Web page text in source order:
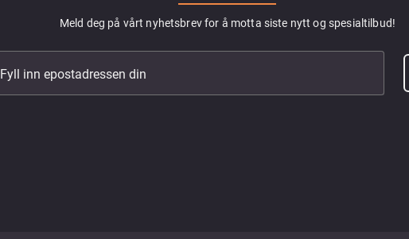
Meld deg på vårt nyhetsbrev for å motta siste nytt og spesialtilbud!
Fyll inn epostadressen din